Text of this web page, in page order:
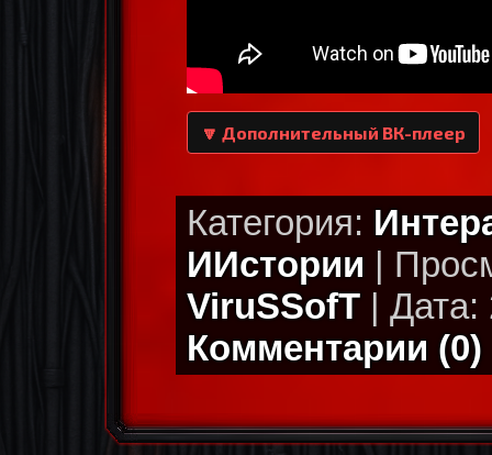
🔽 Дополнительный ВК-плеер
Категория:
ИИстории |
ViruSSofT | Дата:
Комментарии (0)